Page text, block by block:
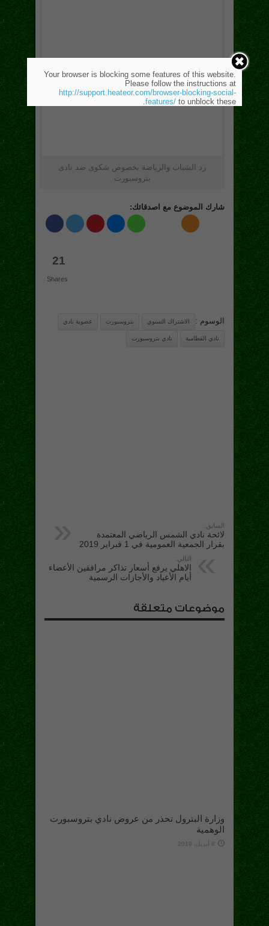
رد الشباب والرياضة بخصوص شكوى ضد نادى
بتروسبورت
شارك الموضوع مع اصدقائك:
21
Shares
الوسوم : الاشتراك السنوي بتروسبورت عضوية نادي
نادي القطامية نادي بتروسبورت
السابق:
لائحة نادي الشمس الرياضي المعتمدة
بقرار الجمعية العمومية في 1 فبراير 2019
التالي:
الاهلي يرفع أسعار تذاكر مرافقين الأعضاء
أيام الأعياد والأجازات الرسمية
موضوعات متعلقة
وزارة البترول تحذر من عروض نادي بتروسبورت
الوهمية
8 أبريل، 2019
Your browser is blocking some features of this website.
Please follow the instructions at
http://support.heateor.com/browser-blocking-social-
features/ to unblock these.